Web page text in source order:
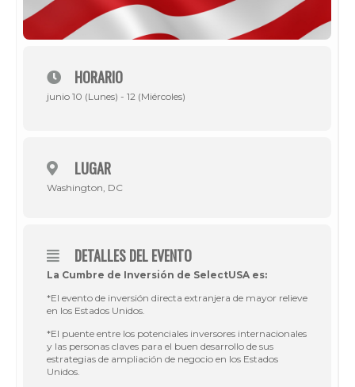
HORARIO
junio 10 (Lunes) - 12 (Miércoles)
LUGAR
Washington, DC
DETALLES DEL EVENTO
La Cumbre de Inversión de SelectUSA es:
*El evento de inversión directa extranjera de mayor relieve
en los Estados Unidos.
*El puente entre los potenciales inversores internacionales
y las personas claves para el buen desarrollo de sus
estrategias de ampliación de negocio en los Estados
Unidos.